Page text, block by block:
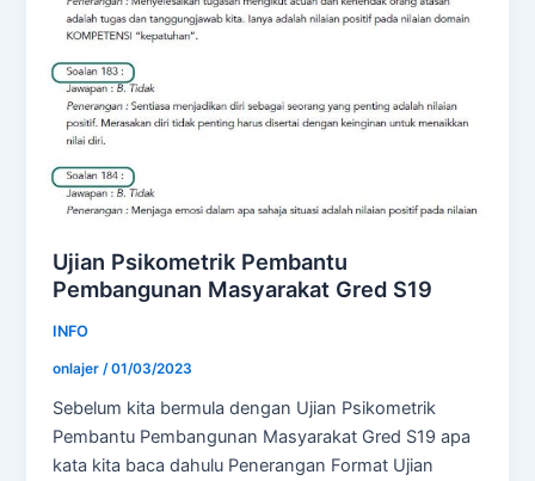
Ujian Psikometrik Pembantu
Pembangunan Masyarakat Gred S19
INFO
onlajer/01/03/2023
Sebelum kita bermula dengan Ujian Psikometrik
Pembantu Pembangunan Masyarakat Gred S19 apa
kata kita baca dahulu Penerangan Format Ujian